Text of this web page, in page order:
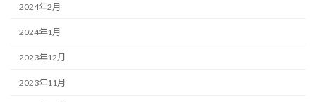
2024年2月
2024年1月
2023年12月
2023年11月